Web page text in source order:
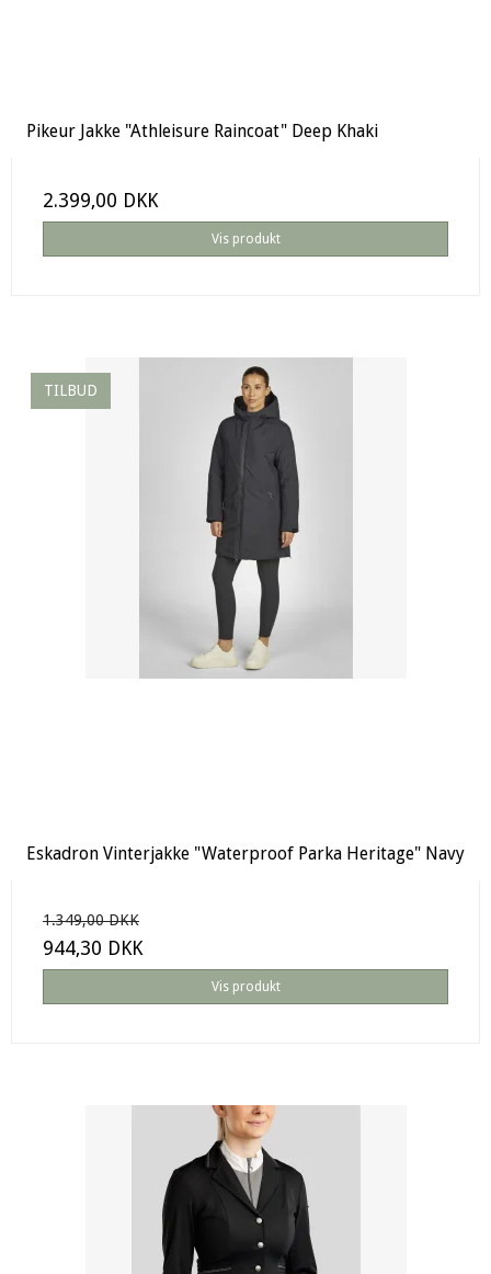
Pikeur Jakke "Athleisure Raincoat" Deep Khaki
2.399,00 DKK
Vis produkt
TILBUD
Eskadron Vinterjakke "Waterproof Parka Heritage" Navy
1.349,00 DKK
944,30 DKK
Vis produkt